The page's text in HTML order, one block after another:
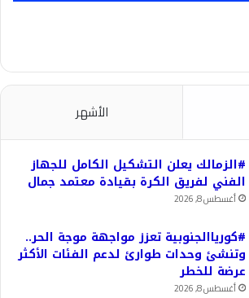
الأشهر
#الزمالك يعلن التشكيل الكامل للجهاز
الفني لفريق الكرة بقيادة معتمد جمال
أغسطس 8, 2026
#كورياالجنوبية تعزز مواجهة موجة الحر..
وتنشئ وحدات طوارئ لدعم الفئات الأكثر
عرضة للخطر
أغسطس 8, 2026